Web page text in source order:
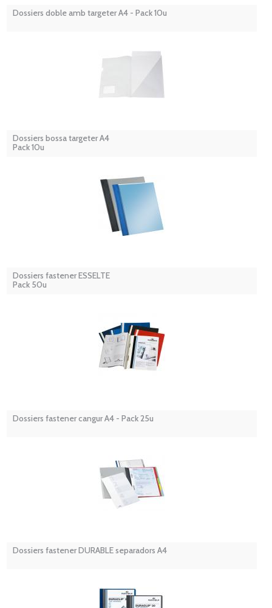
Dossiers doble amb targeter A4 - Pack 10u
Dossiers bossa targeter A4
Pack 10u
Dossiers fastener ESSELTE
Pack 50u
Dossiers fastener cangur A4 - Pack 25u
Dossiers fastener DURABLE separadors A4